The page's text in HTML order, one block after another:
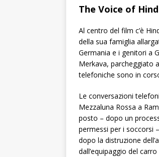
The Voice of
Al centro del film c’è
della sua famiglia
Germania e i genitori a
Merkava, parcheggiato
telefoniche sono in
Le conversazioni
Mezzaluna Rossa a
posto – dopo un
permessi per i soccorsi
dopo la distruzione
dall’equipaggio del